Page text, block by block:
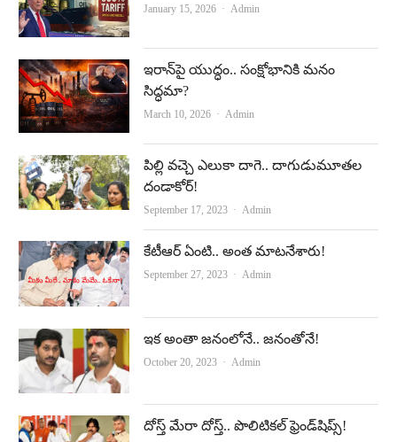
January 15, 2026 Author
Admin
ఇరాన్‌పై యుద్ధం.. సంక్షోభానికి మనం
సిద్ధమా?
March 10, 2026 Author
Admin
పిల్లి వ‌చ్చె ఎలుకా దాగె.. దాగుడుమూత‌ల
దండాకోర్‌!
September 17, 2023 Author
Admin
కేటీఆర్‌ ఏంటి.. అంత మాటనేశారు!
September 27, 2023 Author
Admin
ఇక అంతా జనంలోనే.. జనంతోనే!
October 20, 2023 Author
Admin
దోస్త్‌ మేరా దోస్త్‌.. పొలిటికల్‌ ఫ్రెండ్‌షిప్స్‌!